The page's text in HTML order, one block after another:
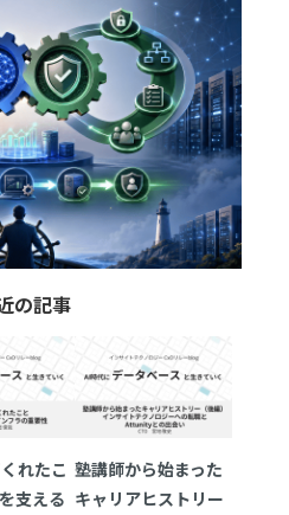
の記事
れたこ
支える
塾講師から始まった
キャリアヒストリー